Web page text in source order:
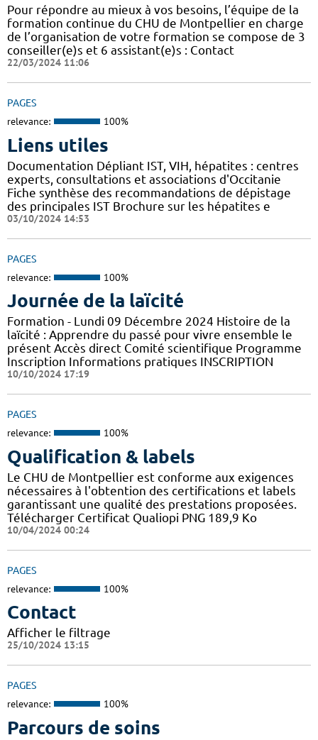
Pour répondre au mieux à vos besoins, l’équipe de la
formation continue du CHU de Montpellier en charge
de l’organisation de votre formation se compose de 3
conseiller(e)s et 6 assistant(e)s : Contact
22/03/2024 11:06
PAGES
relevance: 100%
Liens utiles
Documentation Dépliant IST, VIH, hépatites : centres
experts, consultations et associations d'Occitanie
Fiche synthèse des recommandations de dépistage
des principales IST Brochure sur les hépatites e
03/10/2024 14:53
PAGES
relevance: 100%
Journée de la laïcité
Formation - Lundi 09 Décembre 2024 Histoire de la
laïcité : Apprendre du passé pour vivre ensemble le
présent Accès direct Comité scientifique Programme
Inscription Informations pratiques ​INSCRIPTION
10/10/2024 17:19
PAGES
relevance: 100%
Qualification & labels
Le CHU de Montpellier est conforme aux exigences
nécessaires à l'obtention des certifications et labels
garantissant une qualité des prestations proposées.
Télécharger Certificat Qualiopi PNG 189,9 Ko
10/04/2024 00:24
PAGES
relevance: 100%
Contact
Afficher le filtrage
25/10/2024 13:15
PAGES
relevance: 100%
Parcours de soins